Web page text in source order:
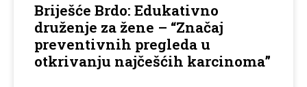
Briješće Brdo: Edukativno
druženje za žene – “Značaj
preventivnih pregleda u
otkrivanju najčešćih karcinoma”